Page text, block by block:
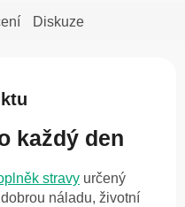
Diskuze
každý den
stravy určený
náladu, životní